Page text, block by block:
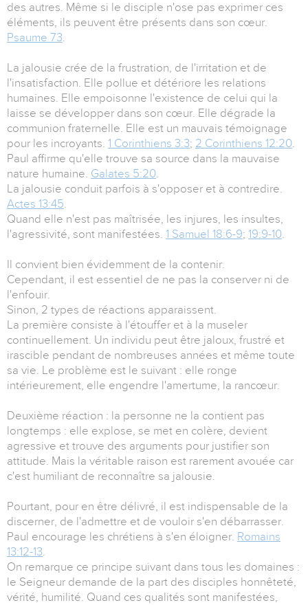
des autres. Même si le disciple n'ose pas exprimer ces
éléments, ils peuvent être présents dans son cœur.
Psaume 73.
La jalousie crée de la frustration, de l'irritation et de
l'insatisfaction. Elle pollue et détériore les relations
humaines. Elle empoisonne l'existence de celui qui la
laisse se développer dans son cœur. Elle dégrade la
communion fraternelle. Elle est un mauvais témoignage
pour les incroyants. 1 Corinthiens 3:3; 2 Corinthiens 12:20.
Paul affirme qu'elle trouve sa source dans la mauvaise
nature humaine. Galates 5:20.
La jalousie conduit parfois à s'opposer et à contredire.
Actes 13:45.
Quand elle n'est pas maîtrisée, les injures, les insultes,
l'agressivité, sont manifestées. 1 Samuel 18:6-9; 19:9-10.
Il convient bien évidemment de la contenir.
Cependant, il est essentiel de ne pas la conserver ni de
l'enfouir.
Sinon, 2 types de réactions apparaissent.
La première consiste à l'étouffer et à la museler
continuellement. Un individu peut être jaloux, frustré et
irascible pendant de nombreuses années et même toute
sa vie. Le problème est le suivant : elle ronge
intérieurement, elle engendre l'amertume, la rancœur.
Deuxième réaction : la personne ne la contient pas
longtemps : elle explose, se met en colère, devient
agressive et trouve des arguments pour justifier son
attitude. Mais la véritable raison est rarement avouée car
c'est humiliant de reconnaître sa jalousie.
Pourtant, pour en être délivré, il est indispensable de la
discerner, de l'admettre et de vouloir s'en débarrasser.
Paul encourage les chrétiens à s'en éloigner. Romains
13:12-13.
On remarque ce principe suivant dans tous les domaines :
le Seigneur demande de la part des disciples honnêteté,
vérité, humilité. Quand ces qualités sont manifestées,